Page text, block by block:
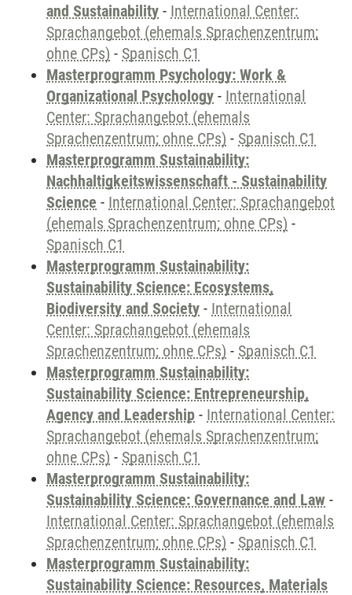
and Sustainability - International Center:
Sprachangebot (ehemals Sprachenzentrum;
ohne CPs) - Spanisch C1
Masterprogramm Psychology: Work &
Organizational Psychology - International
Center: Sprachangebot (ehemals
Sprachenzentrum; ohne CPs) - Spanisch C1
Masterprogramm Sustainability:
Nachhaltigkeitswissenschaft - Sustainability
Science - International Center: Sprachangebot
(ehemals Sprachenzentrum; ohne CPs) -
Spanisch C1
Masterprogramm Sustainability:
Sustainability Science: Ecosystems,
Biodiversity and Society - International
Center: Sprachangebot (ehemals
Sprachenzentrum; ohne CPs) - Spanisch C1
Masterprogramm Sustainability:
Sustainability Science: Entrepreneurship,
Agency and Leadership - International Center:
Sprachangebot (ehemals Sprachenzentrum;
ohne CPs) - Spanisch C1
Masterprogramm Sustainability:
Sustainability Science: Governance and Law -
International Center: Sprachangebot (ehemals
Sprachenzentrum; ohne CPs) - Spanisch C1
Masterprogramm Sustainability:
Sustainability Science: Resources, Materials